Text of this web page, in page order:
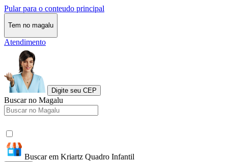
Pular para o conteudo principal
Tem no magalu
Atendimento
Digite seu CEP
Buscar no Magalu
Buscar em Kriartz Quadro Infantil